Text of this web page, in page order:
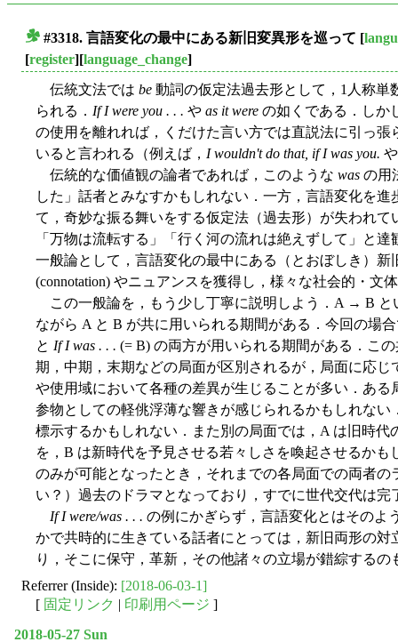
#3318. 言語変化の最中にある新旧変異形を巡って [
[register][language_change]
伝統文法では be 動詞の仮定法過去形として，1人称単
られる． If I were you . . . や as it were の如くである．しか
の使用を離れれば，くだけた言い方では直説法に引っ張
いると言われる（例えば， I wouldn't do that, if I was you.
伝統的な価値観の論者であれば，このような was の用
した」話者とみなすかもしれない．一方，言語変化を進
て，奇妙な振る舞いをする仮定法（過去形）が失われ
「万物は流転する」「行く河の流れは絶えずして」と
一般論として，言語変化の最中にある（とおぼしき）
(connotation) やニュアンスを獲得し，様々な社会的・文
この一般論を，もう少し丁寧に説明しよう．A → B と
ながら A と B が共に用いられる期間がある．今回の場
と If I was . . . (= B) の両方が用いられる期間がある．こ
期，中期，末期などの局面が区別されるが，局面に応
や使用域において各種の差異が生じることが多い．あ
参物としての軽佻浮薄な響きが感じられるかもしれな
標示するかもしれない．また別の局面では，A は旧時
を，B は新時代を予見させる若々しさを喚起させるか
のみが可能となったとき，それまでの各局面での両者
い？）過去のドラマとなっており，すでに世代交代は完
If I were/was . . . の例にかぎらず，言語変化とはそのよ
かで共時的に生きている話者にとっては，新旧両形の
り，そこに保守，革新，その他諸々の立場が錯綜する
Referrer (Inside): [2018-06-03-1]
[ 固定リンク | 印刷用ページ ]
2018-05-27 Sun